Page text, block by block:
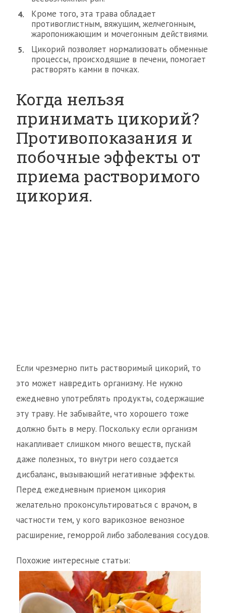
Кроме того, эта трава обладает
противоглистным, вяжущим, желчегонным,
жаропонижающим и мочегонным действиями.
Цикорий позволяет нормализовать обменные
процессы, происходящие в печени, помогает
растворять камни в почках.
Когда нельзя
принимать цикорий?
Противопоказания и
побочные эффекты от
приема растворимого
цикория.
Если чрезмерно пить растворимый цикорий, то
это может навредить организму. Не нужно
ежедневно употреблять продукты, содержащие
эту траву. Не забывайте, что хорошего тоже
должно быть в меру. Поскольку если организм
накапливает слишком много веществ, пускай
даже полезных, то внутри него создается
дисбаланс, вызывающий негативные эффекты.
Перед ежедневным приемом цикория
желательно проконсультироваться с врачом, в
частности тем, у кого варикозное венозное
расширение, геморрой либо заболевания сосудов.
Похожие интересные статьи: